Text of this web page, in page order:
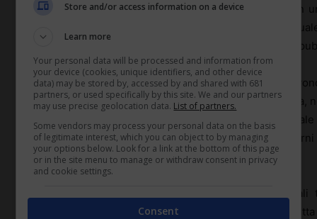
pronto a intervenire entro certi tempi, in genere con
con indennità forfetaria. Va disciplinata in modo
del servizio è essenziale, come la sanità, il trasporto
Durante la sospensione, gli ordini di servizio
possono svuotare di contenuto la sospensione stessa,
dalla legge e non possono alterare in modo
che, di fatto, impone una reperibilità h24 per più
illegittimo.
Anche la forma conta: disposizioni orali e
incertezza e contenziosi. Una regolamentazione
Store and/or access information on a device
Learn more
Your personal data will be processed and information from
your device (cookies, unique identifiers, and other device
data) may be stored by, accessed by and shared with 681
partners, or used specifically by this site. We and our partners
may use precise geolocation data. List of partners.
Some vendors may process your personal data on the basis
of legitimate interest, which you can object to by managing
your options below. Look for a link at the bottom of this page
or in the site menu to manage or withdraw consent in privacy
and cookie settings.
Consent